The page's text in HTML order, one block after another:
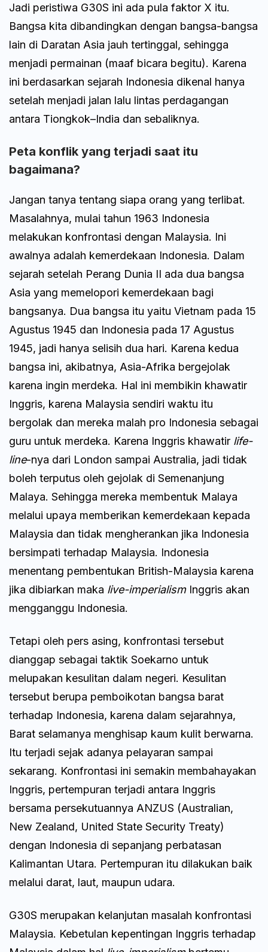
Jadi peristiwa G30S ini ada pula faktor X itu.
Bangsa kita dibandingkan dengan bangsa-bangsa
lain di Daratan Asia jauh tertinggal, sehingga
menjadi permainan (maaf bicara begitu). Karena
ini berdasarkan sejarah Indonesia dikenal hanya
setelah menjadi jalan lalu lintas perdagangan
antara Tiongkok–India dan sebaliknya.
Peta konflik yang terjadi saat itu
bagaimana?
Jangan tanya tentang siapa orang yang terlibat.
Masalahnya, mulai tahun 1963 Indonesia
melakukan konfrontasi dengan Malaysia. Ini
awalnya adalah kemerdekaan Indonesia. Dalam
sejarah setelah Perang Dunia II ada dua bangsa
Asia yang memelopori kemerdekaan bagi
bangsanya. Dua bangsa itu yaitu Vietnam pada 15
Agustus 1945 dan Indonesia pada 17 Agustus
1945, jadi hanya selisih dua hari. Karena kedua
bangsa ini, akibatnya, Asia-Afrika bergejolak
karena ingin merdeka. Hal ini membikin khawatir
Inggris, karena Malaysia sendiri waktu itu
bergolak dan mereka malah pro Indonesia sebagai
guru untuk merdeka. Karena Inggris khawatir life-
line-nya dari London sampai Australia, jadi tidak
boleh terputus oleh gejolak di Semenanjung
Malaya. Sehingga mereka membentuk Malaya
melalui upaya memberikan kemerdekaan kepada
Malaysia dan tidak mengherankan jika Indonesia
bersimpati terhadap Malaysia. Indonesia
menentang pembentukan British-Malaysia karena
jika dibiarkan maka live-imperialismInggris akan
mengganggu Indonesia.
Tetapi oleh pers asing, konfrontasi tersebut
dianggap sebagai taktik Soekarno untuk
melupakan kesulitan dalam negeri. Kesulitan
tersebut berupa pemboikotan bangsa barat
terhadap Indonesia, karena dalam sejarahnya,
Barat selamanya menghisap kaum kulit berwarna.
Itu terjadi sejak adanya pelayaran sampai
sekarang. Konfrontasi ini semakin membahayakan
Inggris, pertempuran terjadi antara Inggris
bersama persekutuannya ANZUS (Australian,
New Zealand, United State Security Treaty)
dengan Indonesia di sepanjang perbatasan
Kalimantan Utara. Pertempuran itu dilakukan baik
melalui darat, laut, maupun udara.
G30S merupakan kelanjutan masalah konfrontasi
Malaysia. Kebetulan kepentingan Inggris terhadap